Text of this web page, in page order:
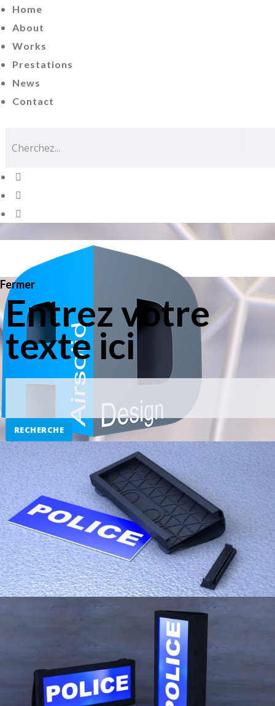
Home
About
Works
Prestations
News
Contact
Fermer
Entrez votre
texte ici